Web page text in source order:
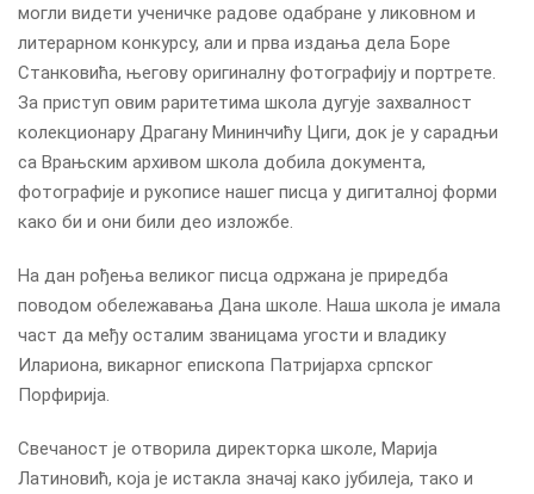
могли видети ученичке радове одабране у ликовном и
литерарном конкурсу, али и прва издања дела Боре
Станковића, његову оригиналну фотографију и портрете.
За приступ овим раритетима школа дугује захвалност
колекционару Драгану Мининчићу Циги, док је у сарадњи
са Врањским архивом школа добила документа,
фотографије и рукописе нашег писца у дигиталној форми
како би и они били део изложбе.
На дан рођења великог писца одржана је приредба
поводом обележавања Дана школе. Наша школа је имала
част да међу осталим званицама угости и владику
Илариона, викарног епископа Патријарха српског
Порфирија.
Свечаност је отворила директорка школе, Марија
Латиновић, која је истакла значај како јубилеја, тако и